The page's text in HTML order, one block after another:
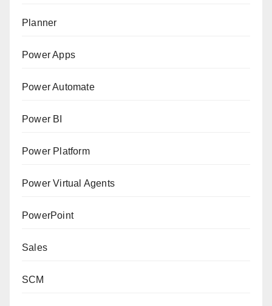
Planner
Power Apps
Power Automate
Power BI
Power Platform
Power Virtual Agents
PowerPoint
Sales
SCM